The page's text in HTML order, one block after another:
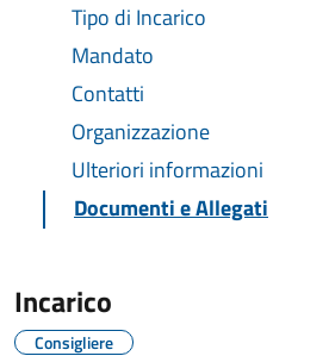
Tipo di Incarico
Mandato
Contatti
Organizzazione
Ulteriori informazioni
Documenti e Allegati
Incarico
Consigliere